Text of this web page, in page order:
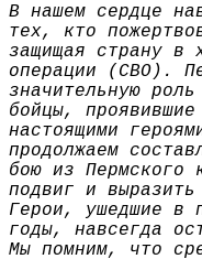
В нашем сердце
тех, кто
защищая страну в
операции (СВО).
значительную
бойцы,
настоящими
продолжаем
бою из Пермского
подвиг и
Герои, ушедшие в
годы, навсегда
Мы помним, что